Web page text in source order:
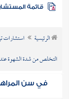
الاستشارة
الرئيسية استشارات
التخلص من شدة الشهوة
في سن